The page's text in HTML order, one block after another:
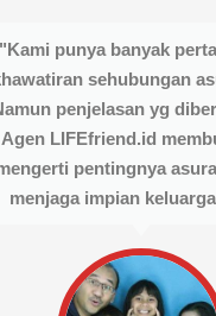
"Kami punya banyak
sehubungan
penjelasan yg
Agen LIFEfriend.id
pentingnya
menjaga impian